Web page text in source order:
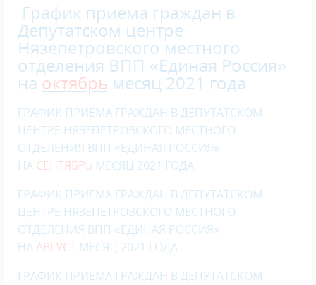
График приема граждан в
Депутатском центре
Нязепетровского местного
отделения ВПП «Единая Россия»
на октябрь месяц 2021 года
ГРАФИК ПРИЕМА ГРАЖДАН В ДЕПУТАТСКОМ
ЦЕНТРЕ НЯЗЕПЕТРОВСКОГО МЕСТНОГО
ОТДЕЛЕНИЯ ВПП «ЕДИНАЯ РОССИЯ»
НА СЕНТЯБРЬ МЕСЯЦ 2021 ГОДА
ГРАФИК ПРИЕМА ГРАЖДАН В ДЕПУТАТСКОМ
ЦЕНТРЕ НЯЗЕПЕТРОВСКОГО МЕСТНОГО
ОТДЕЛЕНИЯ ВПП «ЕДИНАЯ РОССИЯ»
НААВГУСТ МЕСЯЦ 2021 ГОДА
ГРАФИК ПРИЕМА ГРАЖДАН В ДЕПУТАТСКОМ